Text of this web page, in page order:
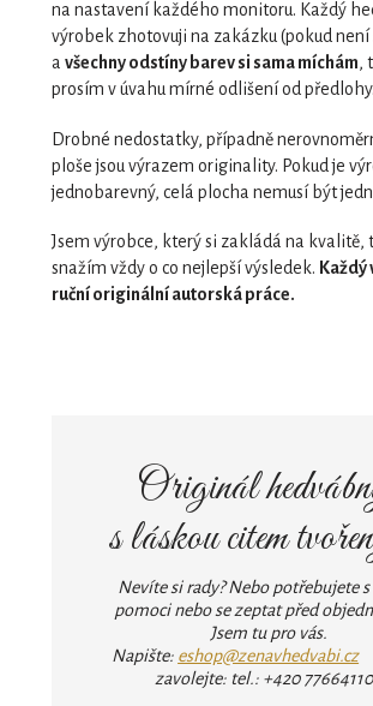
na nastavení každého monitoru. Každý
výrobek zhotovuji na zakázku (pokud
a všechny odstíny barev si sama míchám,
prosím v úvahu mírné odlišení od předlohy.
Drobné nedostatky, případně
ploše jsou výrazem originality. Pokud je
jednobarevný, celá plocha nemusí být
Jsem výrobce, který si zakládá na kvalitě,
snažím vždy o co nejlepší výsledek. Každý
ruční originální autorská práce.
Originál
s láskou citem
Nevíte si rady? Nebo potřebujete
pomoci nebo se zeptat před
Jsem tu pro vás.
Napište: eshop@zenavhedvabi.cz
zavolejte: tel.: +420